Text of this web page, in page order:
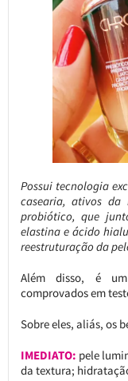
Possui tecnologia
casearia, ativos da
probiótico, que
elastina e ácido
reestruturação da
Além disso, é
comprovados em
Sobre eles, aliás, os
IMEDIATO: pele
da textura;